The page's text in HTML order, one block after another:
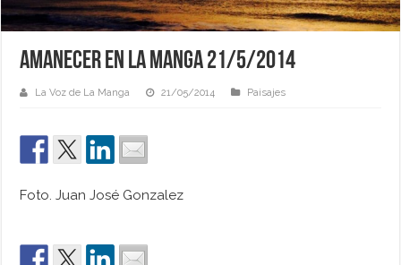
Amanecer en La Manga 21/5/2014
La Voz de La Manga 21/05/2014 Paisajes
Foto. Juan José Gonzalez